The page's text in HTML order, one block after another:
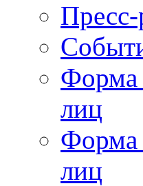
Форма
лиц
Форма
лиц